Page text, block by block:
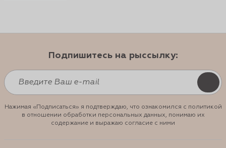
Подпишитесь на рыссылку:
Нажимая «Подписаться» я подтверждаю, что ознакомился с политикой
в отношении обработки персональных данных, понимаю их
содержание и выражаю согласие с ними